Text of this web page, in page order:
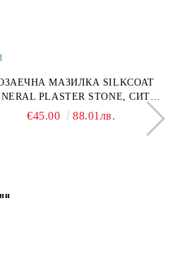
МАЗИЛКА SILKCOAT
PLASTER STONE, СИТЕН
406 25КГ
€45.00 88.01лв.